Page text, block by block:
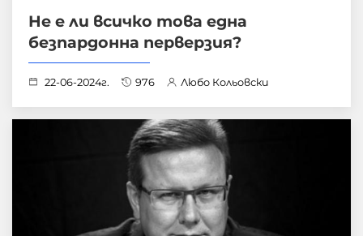
Не е ли всичко това една
безпардонна перверзия?
22-06-2024г. 976 Любо Кольовски